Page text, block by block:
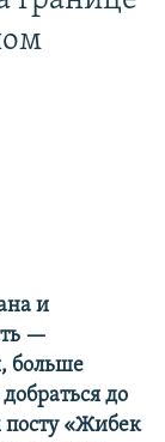
и
—
больше
до
«Жибек